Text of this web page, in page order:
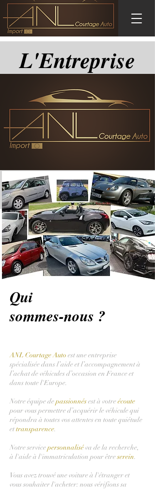
L'Entreprise
Qui
sommes-nous ?
ANL Courtage Auto est une entreprise
spécialisée dans l’aide et l’accompagnement à
l’achat de véhicules d’occasion en France et
dans toute l'Europe.
Notre équipe depassionnésest à votreécoute
pour vous permettre d’acquérir le véhicule qui
répondra à toutes vos attentes en toute quiétude
et transparence.
Notre servicepersonnaliséva de la recherche,
à l'aide à l'immatriculation pour êtreserein.
Vous avez trouvé une voiture à l'étranger et
vous souhaiter l'acheter: nous vérifions sa